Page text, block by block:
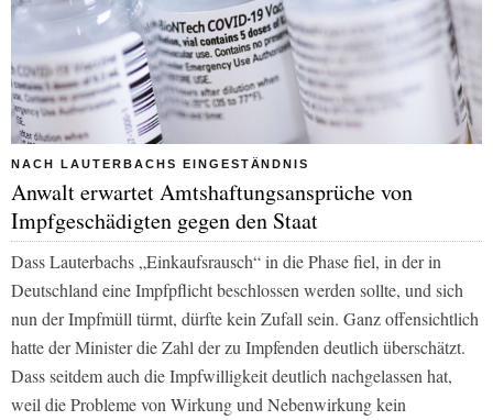
NACH LAUTERBACHS EINGESTÄNDNIS
Anwalt erwartet Amtshaftungsansprüche von
Impfgeschädigten gegen den Staat
Dass Lauterbachs „Einkaufsrausch“ in die Phase fiel, in der in
Deutschland eine Impfpflicht beschlossen werden sollte, und sich
nun der Impfmüll türmt, dürfte kein Zufall sein. Ganz offensichtlich
hatte der Minister die Zahl der zu Impfenden deutlich überschätzt.
Dass seitdem auch die Impfwilligkeit deutlich nachgelassen hat,
weil die Probleme von Wirkung und Nebenwirkung kein